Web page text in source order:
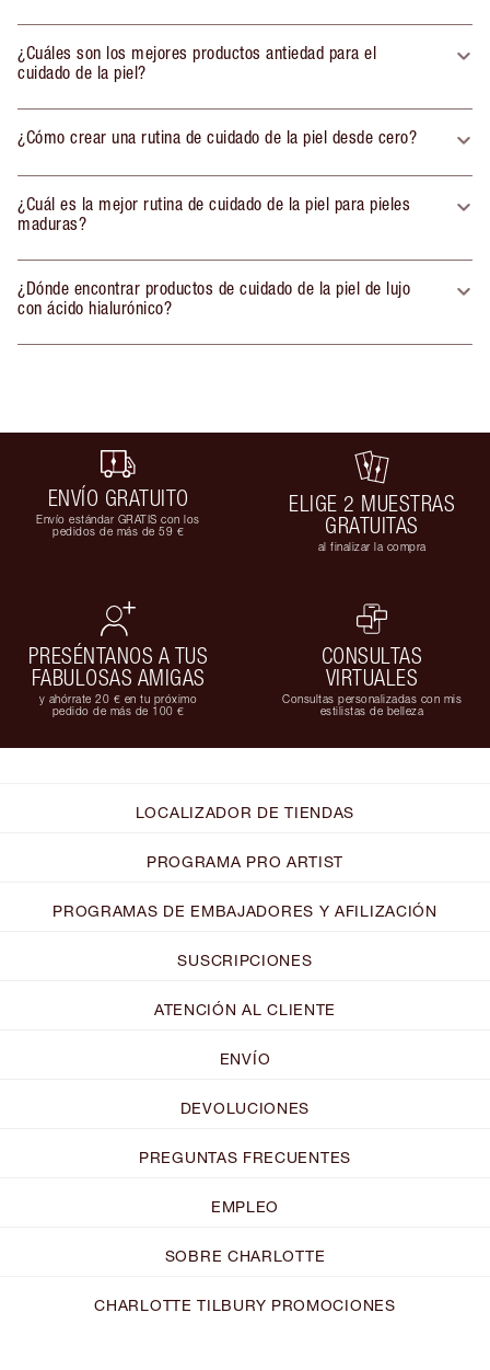
¿Cuáles son los mejores productos antiedad para el
cuidado de la piel?
¿Cómo crear una rutina de cuidado de la piel desde cero?
¿Cuál es la mejor rutina de cuidado de la piel para pieles
maduras?
¿Dónde encontrar productos de cuidado de la piel de lujo
con ácido hialurónico?
ENVÍO GRATUITO
Envío estándar GRATIS con los
pedidos de más de 59 €
ELIGE 2 MUESTRAS
GRATUITAS
al finalizar la compra
PRESÉNTANOS A TUS
FABULOSAS AMIGAS
y ahórrate 20 € en tu próximo
pedido de más de 100 €
CONSULTAS
VIRTUALES
Consultas personalizadas con mis
estilistas de belleza
LOCALIZADOR DE TIENDAS
PROGRAMA PRO ARTIST
PROGRAMAS DE EMBAJADORES Y AFILIZACIÓN
SUSCRIPCIONES
ATENCIÓN AL CLIENTE
ENVÍO
DEVOLUCIONES
PREGUNTAS FRECUENTES
EMPLEO
SOBRE CHARLOTTE
CHARLOTTE TILBURY PROMOCIONES